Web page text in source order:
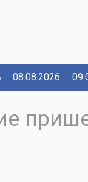
08.08.2026